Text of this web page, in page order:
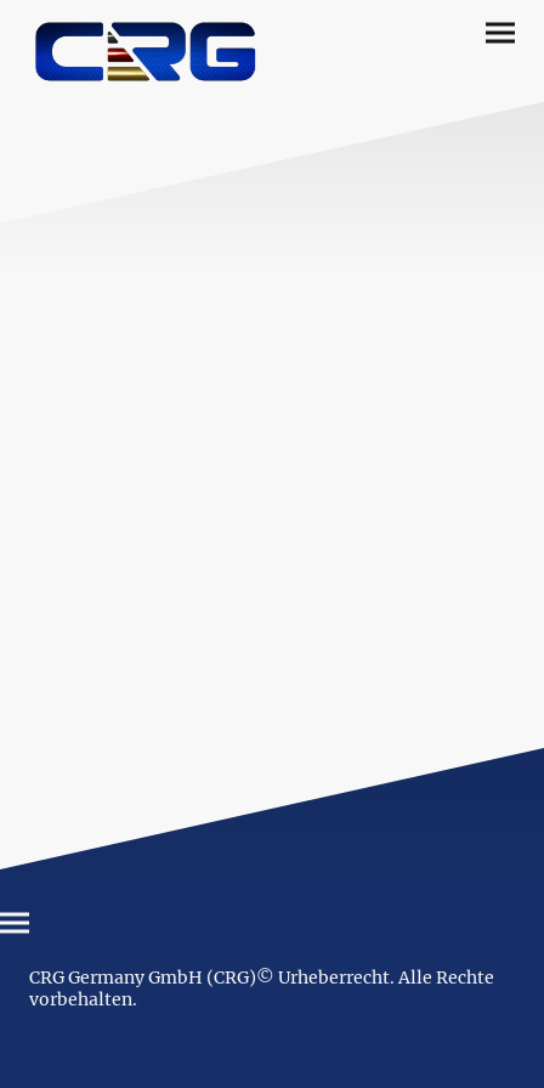
CRG Germany GmbH (CRG)© Urheberrecht. Alle Rechte
vorbehalten.